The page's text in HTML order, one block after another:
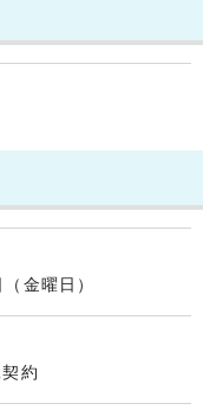
金曜日）
約